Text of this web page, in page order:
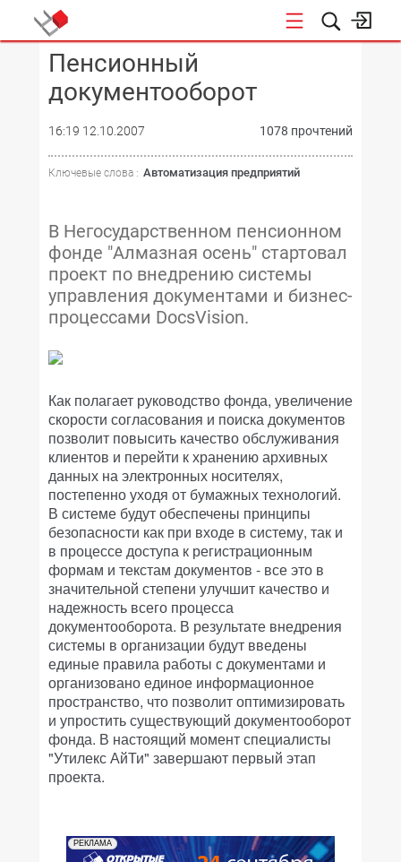
Пенсионный
документооборот
16:19 12.10.2007 1078 прочтений
Ключевые слова : Автоматизация предприятий
В Негосударственном пенсионном
фонде "Алмазная осень" стартовал
проект по внедрению системы
управления документами и бизнес-
процессами DocsVision.
Как полагает руководство фонда, увеличение
скорости согласования и поиска документов
позволит повысить качество обслуживания
клиентов и перейти к хранению архивных
данных на электронных носителях,
постепенно уходя от бумажных технологий.
В системе будут обеспечены принципы
безопасности как при входе в систему, так и
в процессе доступа к регистрационным
формам и текстам документов - все это в
значительной степени улучшит качество и
надежность всего процесса
документооборота. В результате внедрения
системы в организации будут введены
единые правила работы с документами и
организовано единое информационное
пространство, что позволит оптимизировать
и упростить существующий документооборот
фонда. В настоящий момент специалисты
"Утилекс АйТи" завершают первый этап
проекта.
РЕКЛАМА